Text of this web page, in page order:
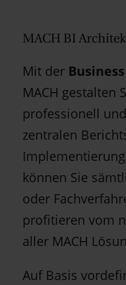
MACH BI
Mit der
MACH gestalten
professionell
zentralen
können Sie
oder
profitieren vom
aller MACH
Auf Basis